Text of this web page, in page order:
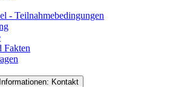
- Teilnahmebedingungen
Fakten
Kontakt